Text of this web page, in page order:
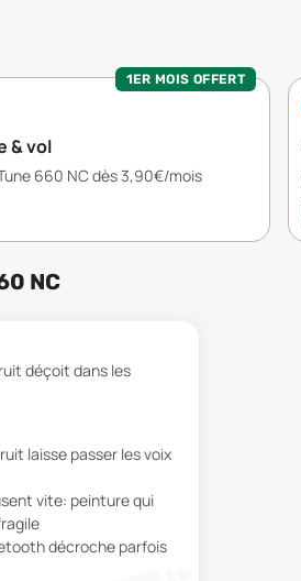
1ER MOIS OFFERT
& vol
660 NC dès 3,90€/mois
NC
déçoit dans les
laisse passer les voix
vite: peinture qui
décroche parfois